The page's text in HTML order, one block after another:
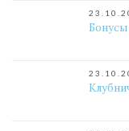
Бонусы